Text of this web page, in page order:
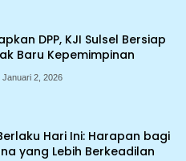
DPP, KJI Sulsel Bersiap
Baru Kepemimpinan
Januari 2, 2026
Hari Ini: Harapan bagi
yang Lebih Berkeadilan